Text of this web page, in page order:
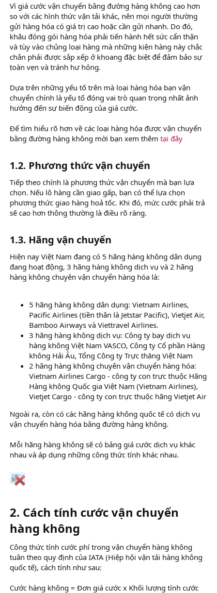
Vì giá cước vận chuyển bằng đường hàng không cao hơn
so với các hình thức vận tải khác, nên mọi người thường
gửi hàng hóa có giá trị cao hoặc cần gửi nhanh. Do đó,
khâu đóng gói hàng hóa phải tiến hành hết sức cẩn thận
và tùy vào chủng loại hàng mà những kiện hàng này chắc
chắn phải được sắp xếp ở khoang đặc biệt để đảm bảo sự
toàn vẹn và tránh hư hỏng.
Dựa trên những yếu tố trên mà loại hàng hóa bạn vận
chuyển chính là yếu tố đóng vai trò quan trọng nhất ảnh
hưởng đến sự biến động của giá cước.
Để tìm hiểu rõ hơn về các loại hàng hóa được vận chuyển
bằng đường hàng không mời bạn xem thêm tại đây
1.2. Phương thức vận chuyển
Tiếp theo chính là phương thức vận chuyển mà bạn lựa
chọn. Nếu lô hàng cần giao gấp, bạn có thể lựa chọn
phương thức giao hàng hoả tốc. Khi đó, mức cước phải trả
sẽ cao hơn thông thường là điều rõ ràng.
1.3. Hãng vận chuyển
Hiện nay Việt Nam đang có 5 hãng hàng không dân dụng
đang hoạt động, 3 hãng hàng không dịch vụ và 2 hãng
hàng không chuyên vận chuyển hàng hóa là:
5 hãng hàng không dân dụng: Vietnam Airlines,
Pacific Airlines (tiền thân là Jetstar Pacific), Vietjet Air,
Bamboo Airways và Viettravel Airlines.
3 hãng hàng không dịch vụ: Công ty bay dịch vụ
hàng không Việt Nam VASCO, Công ty Cổ phần Hàng
không Hải Âu, Tổng Công ty Trực thăng Việt Nam
2 hãng hàng không chuyên vận chuyển hàng hóa:
Vietnam Airlines Cargo - công ty con trực thuộc Hãng
Hàng không Quốc gia Việt Nam (Vietnam Airlines),
Vietjet Cargo - công ty con trực thuộc hãng Vietjet Air
Ngoài ra, còn có các hãng hàng không quốc tế có dịch vụ
vận chuyển hàng hóa bằng đường hàng không.
Mỗi hãng hàng không sẽ có bảng giá cước dịch vụ khác
nhau và áp dụng những công thức tính khác nhau.
2. Cách tính cước vận chuyển
hàng không
Công thức tính cước phí trong vận chuyển hàng không
tuân theo quy định của IATA (Hiệp hội vận tải hàng không
quốc tế), cách tính như sau:
Cước hàng không = Đơn giá cước x Khối lượng tính cước